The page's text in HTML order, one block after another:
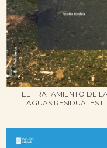
EL TRATAMIENTO DE
AGUAS RESIDUALES I...